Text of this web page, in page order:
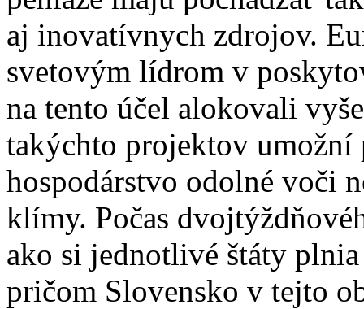
aj inovatívnych zdrojov.
svetovým lídrom v
na tento účel alokovali
takýchto projektov umožní
hospodárstvo odolné voči
klímy. Počas
ako si jednotlivé štáty
pričom Slovensko v tejto